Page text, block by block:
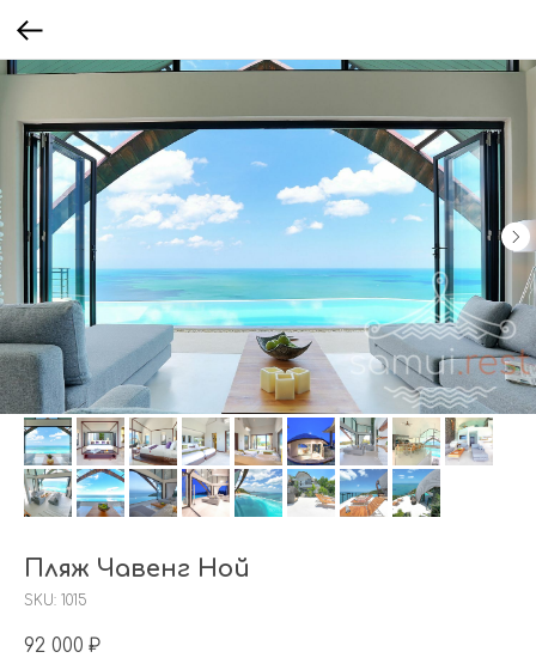
Пляж Чавенг Ной
SKU: 1015
92 000 ₽